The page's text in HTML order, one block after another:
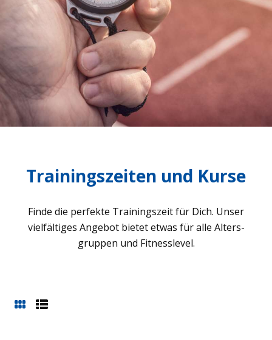
Trainingszeiten und Kurse
Finde die per­fekte Trai­nings­zeit für Dich. Unser
viel­fäl­ti­ges Ange­bot bie­tet etwas für alle Alters­
grup­pen und Fit­ness­le­vel.